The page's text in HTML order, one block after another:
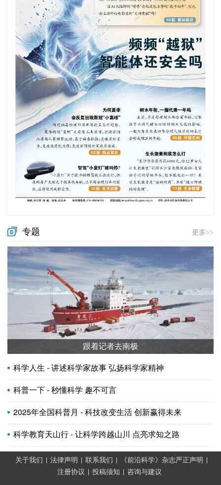
专题 更多>>
跟着记者去南极
科学人生 - 讲述科学家故事 弘扬科学家精神
科普一下 - 秒懂科学 趣不可言
2025年全国科普月 - 科技改变生活 创新赢得未来
科学教育天山行 - 让科学跨越山川 点亮求知之路
关于我们 法律声明 联系我们
《前沿科学》杂志严正声明
注册协议
投稿须知 咨询与建议